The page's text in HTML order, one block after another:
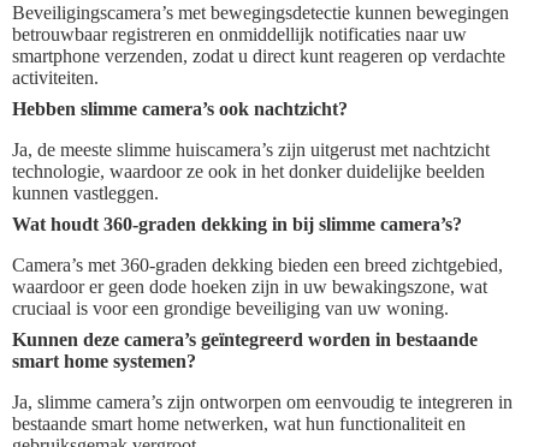
Beveiligingscamera’s met bewegingsdetectie kunnen bewegingen
betrouwbaar registreren en onmiddellijk notificaties naar uw
smartphone verzenden, zodat u direct kunt reageren op verdachte
activiteiten.
Hebben slimme camera’s ook nachtzicht?
Ja, de meeste slimme huiscamera’s zijn uitgerust met nachtzicht
technologie, waardoor ze ook in het donker duidelijke beelden
kunnen vastleggen.
Wat houdt 360-graden dekking in bij slimme camera’s?
Camera’s met 360-graden dekking bieden een breed zichtgebied,
waardoor er geen dode hoeken zijn in uw bewakingszone, wat
cruciaal is voor een grondige beveiliging van uw woning.
Kunnen deze camera’s geïntegreerd worden in bestaande
smart home systemen?
Ja, slimme camera’s zijn ontworpen om eenvoudig te integreren in
bestaande smart home netwerken, wat hun functionaliteit en